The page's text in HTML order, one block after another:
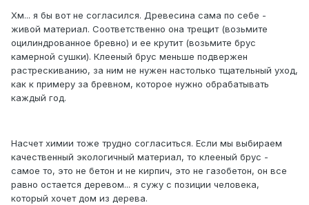
Хм... я бы вот не согласился. Древесина сама по себе -
живой материал. Соответственно она трещит (возьмите
оцилиндрованное бревно) и ее крутит (возьмите брус
камерной сушки). Клееный брус меньше подвержен
растрескиванию, за ним не нужен настолько тщательный уход,
как к примеру за бревном, которое нужно обрабатывать
каждый год.
Насчет химии тоже трудно согласиться. Если мы выбираем
качественный экологичный материал, то клееный брус -
самое то, это не бетон и не кирпич, это не газобетон, он все
равно остается деревом... я сужу с позиции человека,
который хочет дом из дерева.